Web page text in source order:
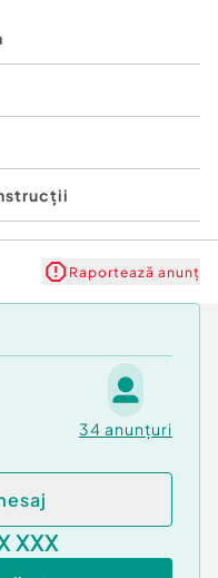
mp si poate fi
demolata.
de sarma pe latura
de lemn pe limita
estica a acestuia.
mp.
proprietati
Ciubotaru
necesare si va
Tot ce
la numarul de
Raportează anunț
34 anunțuri
XXX